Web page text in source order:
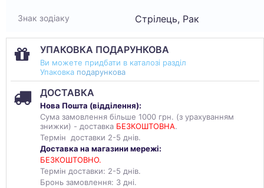
Знак зодіаку Стрілець, Рак
УПАКОВКА ПОДАРУНКОВА
Ви можете придбати в каталозі разділ
Упаковка подарункова
ДОСТАВКА
Нова Пошта (відділення):
Сума замовлення більше 1000 грн. (з урахуванням
знижки) - доставка БЕЗКОШТОВНА.
Термін доставки 2-5 днів.
Доставка на магазини мережі:
БЕЗКОШТОВНО.
Термін доставки: 2-5 днів.
Бронь замовлення: 3 дні.